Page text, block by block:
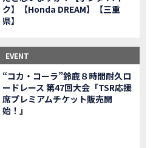
バーモデル X-ADV をフルモデルチェンジし発売！
の外観デザインやカラーリングの変更など熟成を図り発売！
ツモデル NC750X をフルモデルチェンジし発売！
」ならびに「CB1300 SUPER FOUR SP」「CB1300 SUPER BOL D’OR SP」に先進の電子制御デバイスを採用し発売！
デル「Rebel 1100」を新発売!!
イメージを強化『CBR650R』を発表!
ズのミドルクラスモデル『CB650R』を発表！
新型「PCX」「PCX160」「PCX e:HEV」を発表!
モデルがHondaバイクWebサイトで公開されました！
ク】【Honda DREAM】【三重
県】
EVENT
“コカ・コーラ”鈴鹿８時間耐久ロ
ードレース 第47回大会「TSR応援
席プレミアムチケット販売開
始！」